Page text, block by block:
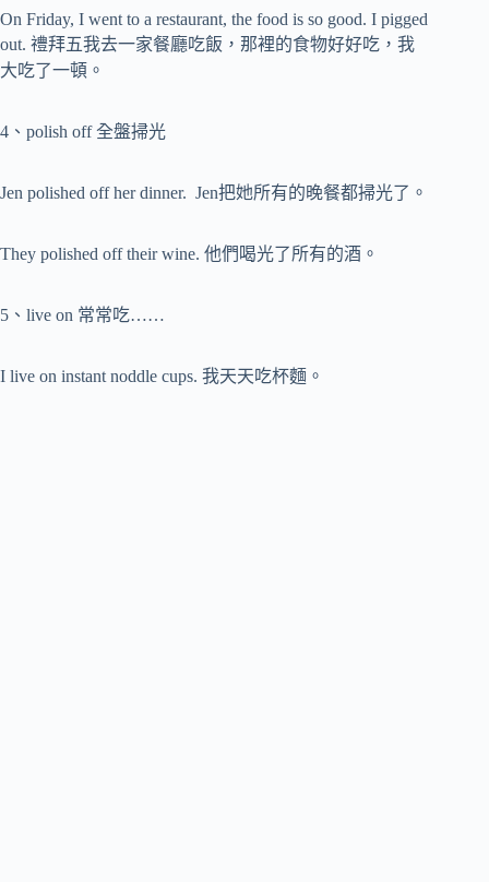
On Friday, I went to a restaurant, the food is so good. I pigged
out. 禮拜五我去一家餐廳吃飯，那裡的食物好好吃，我
大吃了一頓。
4、polish off 全盤掃光
Jen polished off her dinner. Jen把她所有的晚餐都掃光了。
They polished off their wine. 他們喝光了所有的酒。
5、live on 常常吃……
I live on instant noddle cups. 我天天吃杯麵。